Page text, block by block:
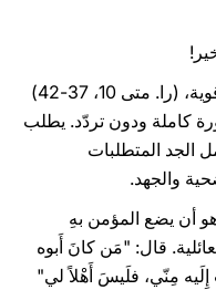
يدعونا الإنجيل في هذا الأحد بعبارات قوية، (را. متى 10، 37-42)
كاملة ودون تردّد. يطلب
الجد المتطلبات
والجهد.
أن يضع المؤمن بهِ
قال: "مَن كانَ أَبوه
إِلَيه مِنّي، فلَيسَ أَهْلاً لي"